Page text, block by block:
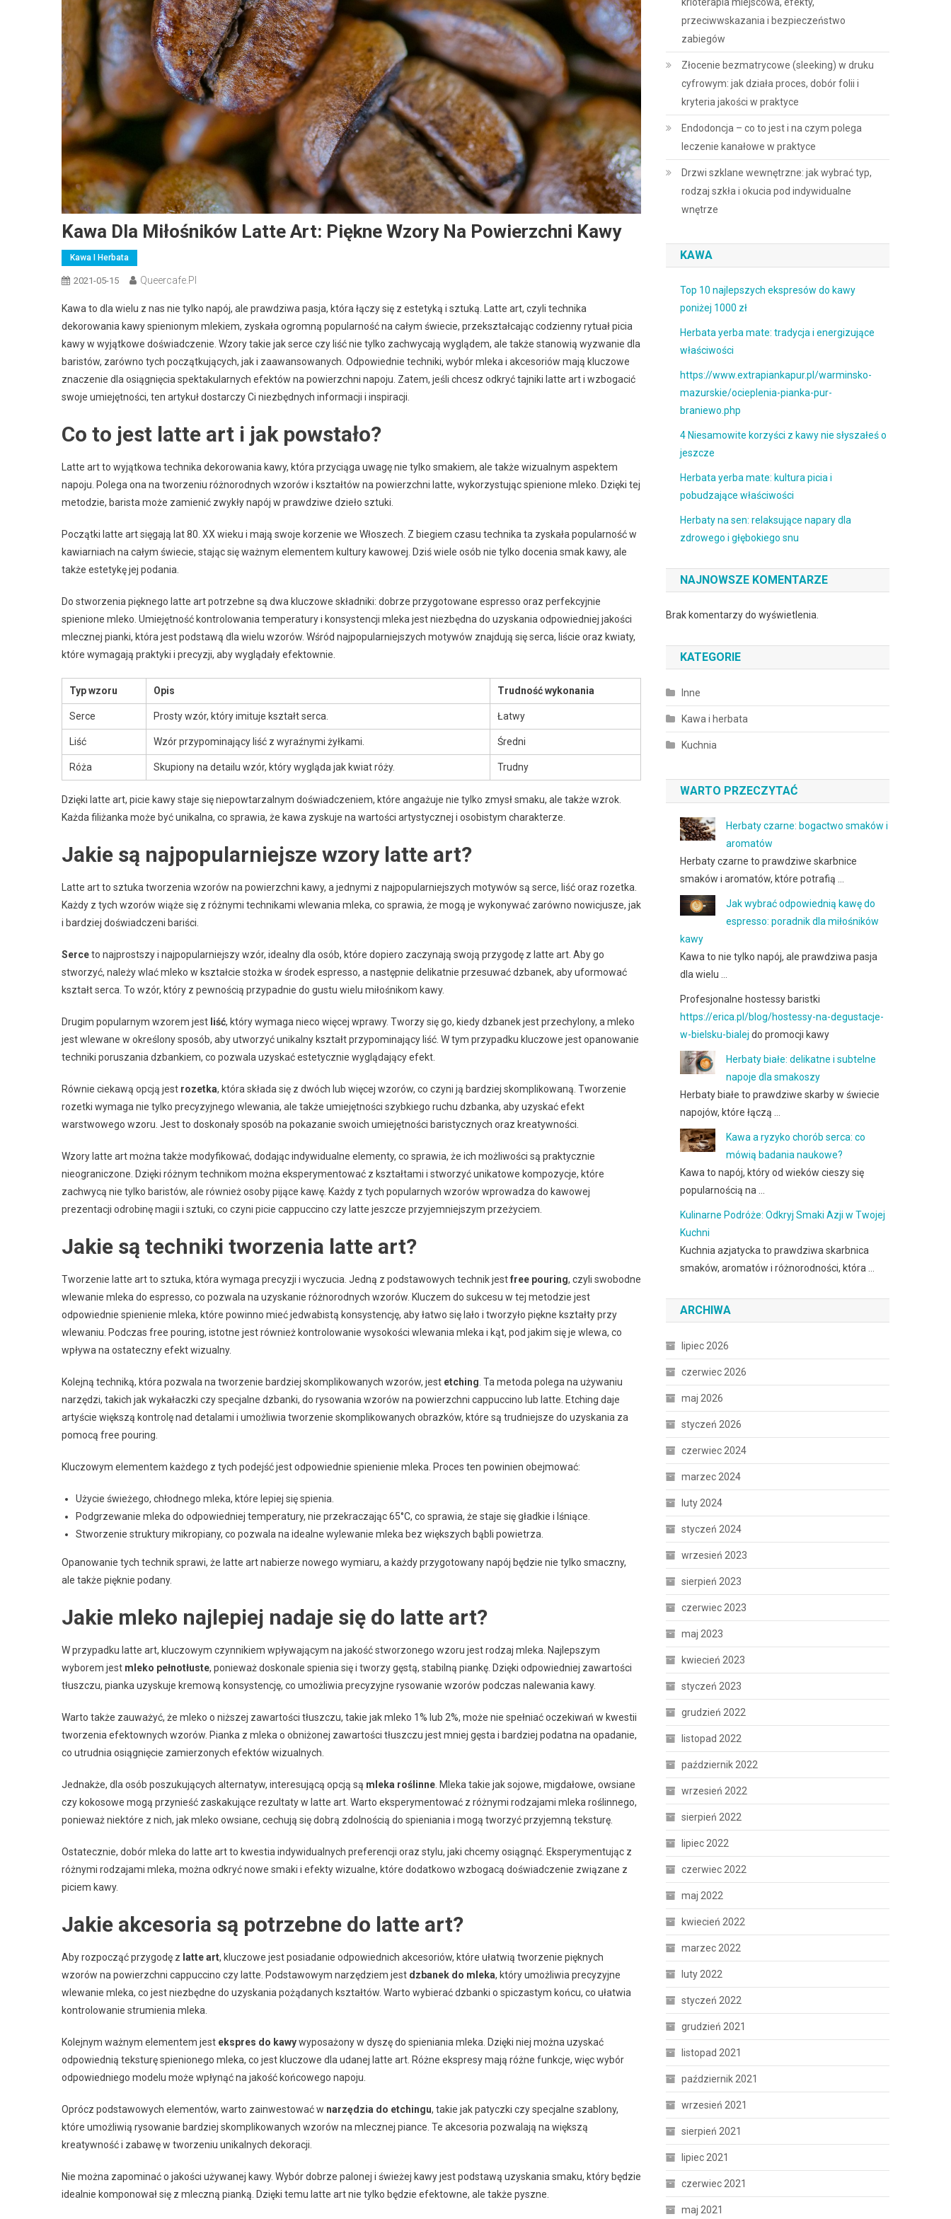
Kawa Dla Miłośników Latte Art: Piękne Wzory Na Powierzchni Kawy
Kawa I Herbata
2021-05-15 Queercafe.pl
Kawa to dla wielu z nas nie tylko napój, ale prawdziwa pasja, która łączy się z estetyką i sztuką. Latte art, czyli technika
dekorowania kawy spienionym mlekiem, zyskała ogromną popularność na całym świecie, przekształcając codzienny rytuał picia
kawy w wyjątkowe doświadczenie. Wzory takie jak serce czy liść nie tylko zachwycają wyglądem, ale także stanowią wyzwanie dla
baristów, zarówno tych początkujących, jak i zaawansowanych. Odpowiednie techniki, wybór mleka i akcesoriów mają kluczowe
znaczenie dla osiągnięcia spektakularnych efektów na powierzchni napoju. Zatem, jeśli chcesz odkryć tajniki latte art i wzbogacić
swoje umiejętności, ten artykuł dostarczy Ci niezbędnych informacji i inspiracji.
Co to jest latte art i jak powstało?
Latte art to wyjątkowa technika dekorowania kawy, która przyciąga uwagę nie tylko smakiem, ale także wizualnym aspektem
napoju. Polega ona na tworzeniu różnorodnych wzorów i kształtów na powierzchni latte, wykorzystując spienione mleko. Dzięki tej
metodzie, barista może zamienić zwykły napój w prawdziwe dzieło sztuki.
Początki latte art sięgają lat 80. XX wieku i mają swoje korzenie we Włoszech. Z biegiem czasu technika ta zyskała popularność w
kawiarniach na całym świecie, stając się ważnym elementem kultury kawowej. Dziś wiele osób nie tylko docenia smak kawy, ale
także estetykę jej podania.
Do stworzenia pięknego latte art potrzebne są dwa kluczowe składniki: dobrze przygotowane espresso oraz perfekcyjnie
spienione mleko. Umiejętność kontrolowania temperatury i konsystencji mleka jest niezbędna do uzyskania odpowiedniej jakości
mlecznej pianki, która jest podstawą dla wielu wzorów. Wśród najpopularniejszych motywów znajdują się serca, liście oraz kwiaty,
które wymagają praktyki i precyzji, aby wyglądały efektownie.
Typ wzoru Opis Trudność wykonania
Serce Prosty wzór, który imituje kształt serca. Łatwy
Liść Wzór przypominający liść z wyraźnymi żyłkami. Średni
Róża Skupiony na detailu wzór, który wygląda jak kwiat róży. Trudny
Dzięki latte art, picie kawy staje się niepowtarzalnym doświadczeniem, które angażuje nie tylko zmysł smaku, ale także wzrok.
Każda filiżanka może być unikalna, co sprawia, że kawa zyskuje na wartości artystycznej i osobistym charakterze.
Jakie są najpopularniejsze wzory latte art?
Latte art to sztuka tworzenia wzorów na powierzchni kawy, a jednymi z najpopularniejszych motywów są serce, liść oraz rozetka.
Każdy z tych wzorów wiąże się z różnymi technikami wlewania mleka, co sprawia, że mogą je wykonywać zarówno nowicjusze, jak
i bardziej doświadczeni bariści.
Serceto najprostszy i najpopularniejszy wzór, idealny dla osób, które dopiero zaczynają swoją przygodę z latte art. Aby go
stworzyć, należy wlać mleko w kształcie stożka w środek espresso, a następnie delikatnie przesuwać dzbanek, aby uformować
kształt serca. To wzór, który z pewnością przypadnie do gustu wielu miłośnikom kawy.
Drugim popularnym wzorem jest liść, który wymaga nieco więcej wprawy. Tworzy się go, kiedy dzbanek jest przechylony, a mleko
jest wlewane w określony sposób, aby utworzyć unikalny kształt przypominający liść. W tym przypadku kluczowe jest opanowanie
techniki poruszania dzbankiem, co pozwala uzyskać estetycznie wyglądający efekt.
Równie ciekawą opcją jest rozetka, która składa się z dwóch lub więcej wzorów, co czyni ją bardziej skomplikowaną. Tworzenie
rozetki wymaga nie tylko precyzyjnego wlewania, ale także umiejętności szybkiego ruchu dzbanka, aby uzyskać efekt
warstwowego wzoru. Jest to doskonały sposób na pokazanie swoich umiejętności baristycznych oraz kreatywności.
Wzory latte art można także modyfikować, dodając indywidualne elementy, co sprawia, że ich możliwości są praktycznie
nieograniczone. Dzięki różnym technikom można eksperymentować z kształtami i stworzyć unikatowe kompozycje, które
zachwycą nie tylko baristów, ale również osoby pijące kawę. Każdy z tych popularnych wzorów wprowadza do kawowej
prezentacji odrobinę magii i sztuki, co czyni picie cappuccino czy latte jeszcze przyjemniejszym przeżyciem.
Jakie są techniki tworzenia latte art?
Tworzenie latte art to sztuka, która wymaga precyzji i wyczucia. Jedną z podstawowych technik jestfree pouring, czyli swobodne
wlewanie mleka do espresso, co pozwala na uzyskanie różnorodnych wzorów. Kluczem do sukcesu w tej metodzie jest
odpowiednie spienienie mleka, które powinno mieć jedwabistą konsystencję, aby łatwo się lało i tworzyło piękne kształty przy
wlewaniu. Podczas free pouring, istotne jest również kontrolowanie wysokości wlewania mleka i kąt, pod jakim się je wlewa, co
wpływa na ostateczny efekt wizualny.
Kolejną techniką, która pozwala na tworzenie bardziej skomplikowanych wzorów, jest etching . Ta metoda polega na używaniu
narzędzi, takich jak wykałaczki czy specjalne dzbanki, do rysowania wzorów na powierzchni cappuccino lub latte. Etching daje
artyście większą kontrolę nad detalami i umożliwia tworzenie skomplikowanych obrazków, które są trudniejsze do uzyskania za
pomocą free pouring.
Kluczowym elementem każdego z tych podejść jest odpowiednie spienienie mleka. Proces ten powinien obejmować:
Użycie świeżego, chłodnego mleka, które lepiej się spienia.
Podgrzewanie mleka do odpowiedniej temperatury, nie przekraczając 65°C, co sprawia, że staje się gładkie i lśniące.
Stworzenie struktury mikropiany, co pozwala na idealne wylewanie mleka bez większych bąbli powietrza.
Opanowanie tych technik sprawi, że latte art nabierze nowego wymiaru, a każdy przygotowany napój będzie nie tylko smaczny,
ale także pięknie podany.
Jakie mleko najlepiej nadaje się do latte art?
W przypadku latte art, kluczowym czynnikiem wpływającym na jakość stworzonego wzoru jest rodzaj mleka. Najlepszym
wyborem jest mleko pełnotłuste, ponieważ doskonale spienia się i tworzy gęstą, stabilną piankę. Dzięki odpowiedniej zawartości
tłuszczu, pianka uzyskuje kremową konsystencję, co umożliwia precyzyjne rysowanie wzorów podczas nalewania kawy.
Warto także zauważyć, że mleko o niższej zawartości tłuszczu, takie jak mleko 1% lub 2%, może nie spełniać oczekiwań w kwestii
tworzenia efektownych wzorów. Pianka z mleka o obniżonej zawartości tłuszczu jest mniej gęsta i bardziej podatna na opadanie,
co utrudnia osiągnięcie zamierzonych efektów wizualnych.
Jednakże, dla osób poszukujących alternatyw, interesującą opcją są mleka roślinne . Mleka takie jak sojowe, migdałowe, owsiane
czy kokosowe mogą przynieść zaskakujące rezultaty w latte art. Warto eksperymentować z różnymi rodzajami mleka roślinnego,
ponieważ niektóre z nich, jak mleko owsiane, cechują się dobrą zdolnością do spieniania i mogą tworzyć przyjemną teksturę.
Ostatecznie, dobór mleka do latte art to kwestia indywidualnych preferencji oraz stylu, jaki chcemy osiągnąć. Eksperymentując z
różnymi rodzajami mleka, można odkryć nowe smaki i efekty wizualne, które dodatkowo wzbogacą doświadczenie związane z
piciem kawy.
Jakie akcesoria są potrzebne do latte art?
Aby rozpocząć przygodę z latte art, kluczowe jest posiadanie odpowiednich akcesoriów, które ułatwią tworzenie pięknych
wzorów na powierzchni cappuccino czy latte. Podstawowym narzędziem jest dzbanek do mleka, który umożliwia precyzyjne
wlewanie mleka, co jest niezbędne do uzyskania pożądanych kształtów. Warto wybierać dzbanki o spiczastym końcu, co ułatwia
kontrolowanie strumienia mleka.
Kolejnym ważnym elementem jest ekspres do kawywyposażony w dyszę do spieniania mleka. Dzięki niej można uzyskać
odpowiednią teksturę spienionego mleka, co jest kluczowe dla udanej latte art. Różne ekspresy mają różne funkcje, więc wybór
odpowiedniego modelu może wpłynąć na jakość końcowego napoju.
Oprócz podstawowych elementów, warto zainwestować w narzędzia do etchingu, takie jak patyczki czy specjalne szablony,
które umożliwią rysowanie bardziej skomplikowanych wzorów na mlecznej piance. Te akcesoria pozwalają na większą
kreatywność i zabawę w tworzeniu unikalnych dekoracji.
Nie można zapominać o jakości używanej kawy. Wybór dobrze palonej i świeżej kawy jest podstawą uzyskania smaku, który będzie
idealnie komponował się z mleczną pianką. Dzięki temu latte art nie tylko będzie efektowne, ale także pyszne.
przeciwwskazania i bezpieczeństwo
zabiegów
Złocenie bezmatrycowe (sleeking) w druku
cyfrowym: jak działa proces, dobór folii i
kryteria jakości w praktyce
Endodoncja – co to jest i na czym polega
leczenie kanałowe w praktyce
Drzwi szklane wewnętrzne: jak wybrać typ,
rodzaj szkła i okucia pod indywidualne
wnętrze
KAWA
Top 10 najlepszych ekspresów do kawy
poniżej 1000 zł
Herbata yerba mate: tradycja i energizujące
właściwości
https://www.extrapiankapur.pl/warminsko-
mazurskie/ocieplenia-pianka-pur-
braniewo.php
4 Niesamowite korzyści z kawy nie słyszałeś o
jeszcze
Herbata yerba mate: kultura picia i
pobudzające właściwości
Herbaty na sen: relaksujące napary dla
zdrowego i głębokiego snu
NAJNOWSZE KOMENTARZE
Brak komentarzy do wyświetlenia.
KATEGORIE
Inne
Kawa i herbata
Kuchnia
WARTO PRZECZYTAĆ
Herbaty czarne: bogactwo smaków i
aromatów
Herbaty czarne to prawdziwe skarbnice
smaków i aromatów, które potrafią …
Jak wybrać odpowiednią kawę do
espresso: poradnik dla miłośników
kawy
Kawa to nie tylko napój, ale prawdziwa pasja
dla wielu …
Profesjonalne hostessy baristki
https://erica.pl/blog/hostessy-na-degustacje-
w-bielsku-bialej do promocji kawy
Herbaty białe: delikatne i subtelne
napoje dla smakoszy
Herbaty białe to prawdziwe skarby w świecie
napojów, które łączą …
Kawa a ryzyko chorób serca: co
mówią badania naukowe?
Kawa to napój, który od wieków cieszy się
popularnością na …
Kulinarne Podróże: Odkryj Smaki Azji w Twojej
Kuchni
Kuchnia azjatycka to prawdziwa skarbnica
smaków, aromatów i różnorodności, która …
ARCHIWA
lipiec 2026
czerwiec 2026
maj 2026
styczeń 2026
czerwiec 2024
marzec 2024
luty 2024
styczeń 2024
wrzesień 2023
sierpień 2023
czerwiec 2023
maj 2023
kwiecień 2023
styczeń 2023
grudzień 2022
listopad 2022
październik 2022
wrzesień 2022
sierpień 2022
lipiec 2022
czerwiec 2022
maj 2022
kwiecień 2022
marzec 2022
luty 2022
styczeń 2022
grudzień 2021
listopad 2021
październik 2021
wrzesień 2021
sierpień 2021
lipiec 2021
czerwiec 2021
maj 2021